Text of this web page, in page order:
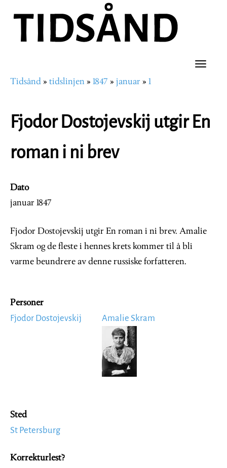
hovedinnhold
Toggle
Navigasjonssti
Tidsånd tidslinjen 1847 januar 1
Fjodor Dostojevskij utgir En
roman i ni brev
Dato
januar 1847
Fjodor Dostojevskij utgir En roman i ni brev. Amalie
Skram og de fleste i hennes krets kommer til å bli
varme beundrere av denne russiske forfatteren.
Personer
Fjodor Dostojevskij
Amalie Skram
Image
Sted
St Petersburg
Korrekturlest?